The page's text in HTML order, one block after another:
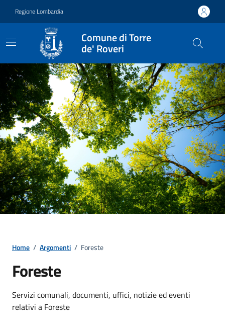
Regione Lombardia
Comune di Torre
de' Roveri
Home / Argomenti / Foreste
Foreste
Dettagli della notizia
Servizi comunali, documenti, uffici, notizie ed eventi
relativi a Foreste